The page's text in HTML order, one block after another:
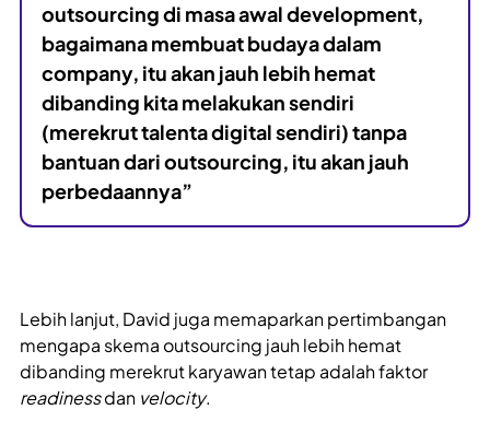
outsourcing di masa awal development,
bagaimana membuat budaya dalam
company, itu akan jauh lebih hemat
dibanding kita melakukan sendiri
(merekrut talenta digital sendiri) tanpa
bantuan dari outsourcing, itu akan jauh
perbedaannya”
Lebih lanjut, David juga memaparkan pertimbangan
mengapa skema outsourcing jauh lebih hemat
dibanding merekrut karyawan tetap adalah faktor
readinessdan velocity.